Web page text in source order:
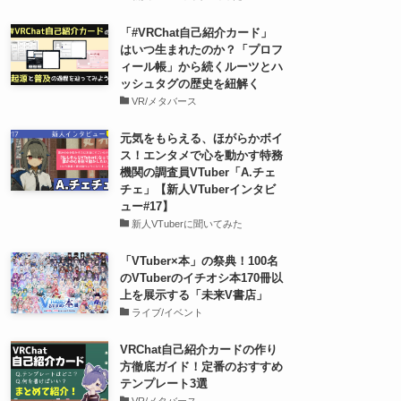
「#VRChat自己紹介カード」
はいつ生まれたのか？「プロフ
ィール帳」から続くルーツとハ
ッシュタグの歴史を紐解く
VR/メタバース
元気をもらえる、ほがらかボイ
ス！エンタメで心を動かす特務
機関の調査員VTuber「A.チェ
チェ」【新人VTuberインタビ
ュー#17】
新人VTuberに聞いてみた
「VTuber×本」の祭典！100名
のVTuberのイチオシ本170冊以
上を展示する「未来V書店」
ライブ/イベント
VRChat自己紹介カードの作り
方徹底ガイド！定番のおすすめ
テンプレート3選